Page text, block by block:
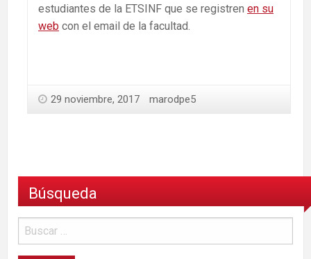
estudiantes de la ETSINF que se registren en su
web con el email de la facultad.
29 noviembre, 2017 marodpe5
Búsqueda